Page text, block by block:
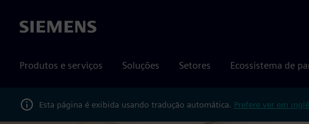
Siemens
Produtos e serviços Soluções Setores Ecossistema de
Esta página é exibida usando tradução automática. Prefere ver em